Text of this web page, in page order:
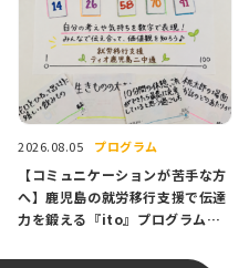
2026.08.05 プログラム
【コミュニケーションが苦手な方
へ】鹿児島の就労移行支援で伝達
力を鍛える『ito』プログラム紹